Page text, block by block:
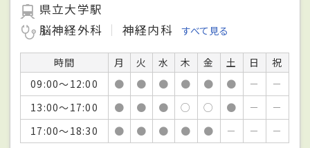
県立大学駅
脳神経外科
神経内科 すべて見る
時間 月 火 水 木 金 土 日
祝
09:00～12:00
● ● ● ● ● ● －
－
13:00～17:00
● ● ● ○ ○ ● －
－
17:00～18:30
● ● ● ● ● － －
－